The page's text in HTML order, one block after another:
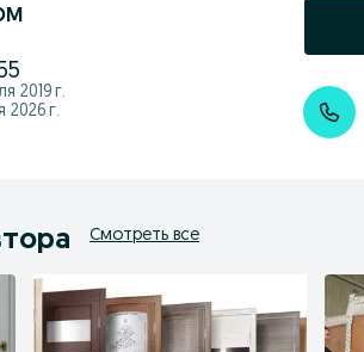
2019 г.
г.
Смотреть все